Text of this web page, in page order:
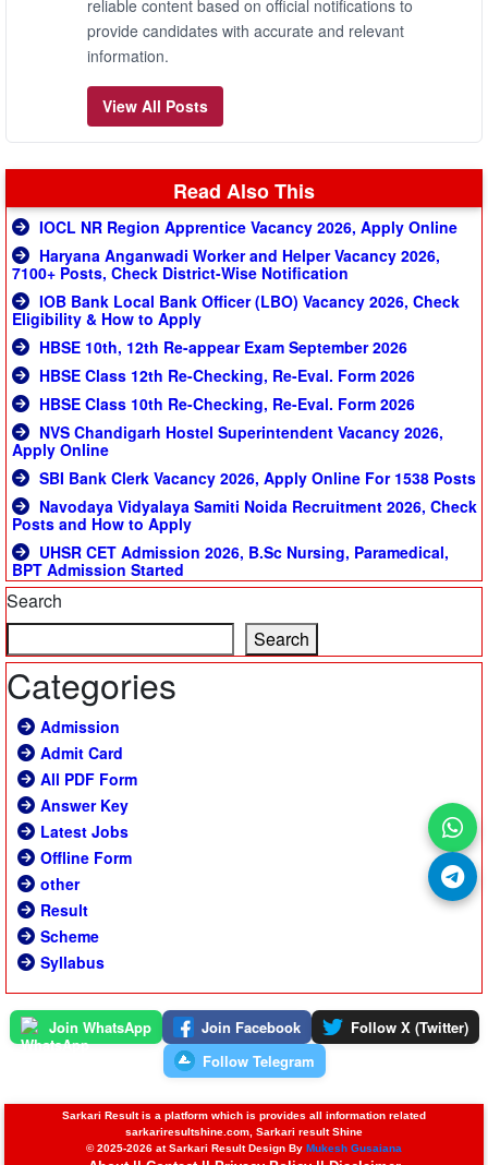
reliable content based on official notifications to
provide candidates with accurate and relevant
information.
View All Posts
Read Also This
IOCL NR Region Apprentice Vacancy 2026, Apply Online
Haryana Anganwadi Worker and Helper Vacancy 2026,
7100+ Posts, Check District-Wise Notification
IOB Bank Local Bank Officer (LBO) Vacancy 2026, Check
Eligibility & How to Apply
HBSE 10th, 12th Re-appear Exam September 2026
HBSE Class 12th Re-Checking, Re-Eval. Form 2026
HBSE Class 10th Re-Checking, Re-Eval. Form 2026
NVS Chandigarh Hostel Superintendent Vacancy 2026,
Apply Online
SBI Bank Clerk Vacancy 2026, Apply Online For 1538 Posts
Navodaya Vidyalaya Samiti Noida Recruitment 2026, Check
Posts and How to Apply
UHSR CET Admission 2026, B.Sc Nursing, Paramedical,
BPT Admission Started
Search
Search
Categories
Admission
Admit Card
All PDF Form
Answer Key
Latest Jobs
Offline Form
other
Result
Scheme
Syllabus
Join WhatsApp Join Facebook
Follow X (Twitter)
Follow Telegram
Sarkari Result is a platform which is provides all information related
sarkariresultshine.com, Sarkari result Shine
© 2025-2026 at Sarkari Result Design By Mukesh Gusaiana